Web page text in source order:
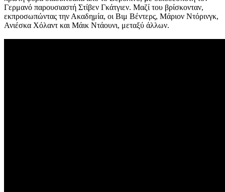
Γερμανό παρουσιαστή Στίβεν Γκάτγιεν. Μαζί του βρίσκονταν,
εκπροσωπώντας την Ακαδημία, οι Βιμ Βέντερς, Μάριον Ντόρινγκ,
Ανιέσκα Χόλαντ και Μάικ Ντάουνι, μεταξύ άλλων.